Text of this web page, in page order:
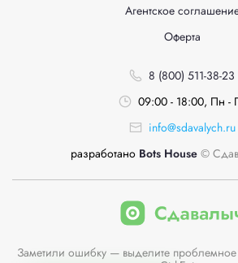
Агентское
Оферта
8 (800) 511-38-23
09:00 - 18:00, Пн -
info@sdavalych.ru
разработано Bots House ©
Заметили ошибку — выделите